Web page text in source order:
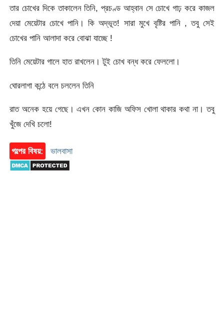
তার চোখের দিকে তাকালেন তিনি, প্রচণ্ড আহ্বান সে চোখে গাঢ় করে কাজল
দেয়া মেয়েটার চোখে পানি। কি অদ্ভূত! সারা মুখে বৃষ্টির পানি , তবু সেই
চোখের পানি আলাদা করে বোঝা যাচ্ছে !
তিনি মেয়েটার গালে হাত রাখলেন। টুই চোখ বন্ধ করে ফেললো।
ঘোরলাগা কন্ঠে বলে চললেন তিনি
রাত অনেক হয়ে গেছে। এখন কোন কাজি অফিস খোলা থাকার কথা না। তবু
খুঁজে দেখি চলো!
গল্পের বিষয়: ভালবাসা